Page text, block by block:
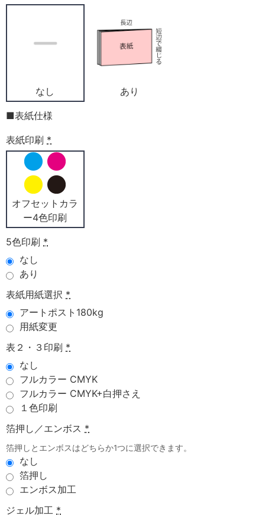
なし あり
■表紙仕様
表紙印刷 *
オフセットカラ
ー4色印刷
5色印刷 *
なし
あり
表紙用紙選択 *
アートポスト180kg
用紙変更
表２・３印刷 *
なし
フルカラー CMYK
フルカラー CMYK+白押さえ
１色印刷
箔押し／エンボス *
箔押しとエンボスはどちらか1つに選択できます。
なし
箔押し
エンボス加工
ジェル加工 *